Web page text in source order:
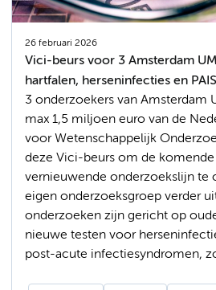
26 februari 2026
Vici-beurs voor 3 Amsterdam
hartfalen, herseninfecties en PAIS
3 onderzoekers van Amsterdam
max 1,5 miljoen euro van de
voor Wetenschappelijk
deze Vici-beurs om de komende
vernieuwende onderzoekslijn te
eigen onderzoeksgroep verder
onderzoeken zijn gericht op
nieuwe testen voor
post-acute infectiesyndromen,